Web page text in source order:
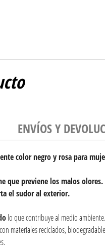
ENVÍOS Y
color negro y rosa para
que previene los malos olores.
el sudor al exterior.
lo que contribuye al medio ambiente.
materiales reciclados,